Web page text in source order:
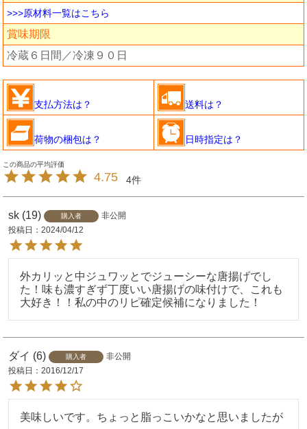
>>>原材料一覧はこちら
賞味期限
冷蔵６日間／冷凍９０日
支払方法は？ 送料は？
荷物の梱包は？ 日時指定は？
4.75 4
sk 19 購入者
非公開
投稿日
2024/04/12
外カリッと中ジュワッとでジューシーな唐揚げでし
た！味も濃すぎず丁度いい唐揚げの味付けで、これも
大好き！！私の中のリピ確定候補になりました！
ダイ 6 購入者
非公開
投稿日
2016/12/17
美味しいです。ちょっと脂っこいかなと思いましたが